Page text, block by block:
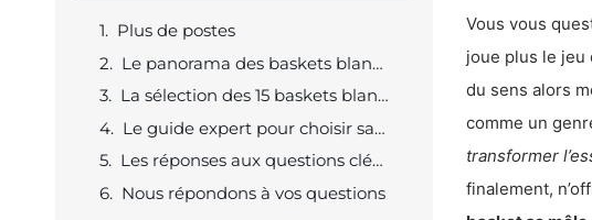
Plus de postes
Le panorama des baskets blanches femme en 2025
La sélection des 15 baskets blanches tendance à adopter
Le guide expert pour choisir sa basket blanche tendance en 2025
Les réponses aux questions clés sur la basket blanche en 2025
Nous répondons à vos questions
Vous vous
joue plus le jeu
du sens alors
comme un
transformer
finalement,